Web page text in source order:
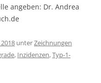
angeben: Dr. Andrea
unterZeichnungen
, Inzidenzen,Typ-1-